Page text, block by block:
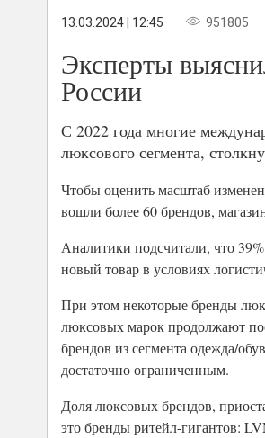
13.03.2024 | 12:45 951805
Эксперты
России
С 2022 года многие
люксового сегмента,
Чтобы оценить масштаб
вошли более 60 брендов,
Аналитики подсчитали, что
новый товар в условиях
При этом некоторые бренды
люксовых марок продолжают
брендов из сегмента одежда/
достаточно ограниченным.
Доля люксовых брендов,
это бренды ритейл-гигантов: